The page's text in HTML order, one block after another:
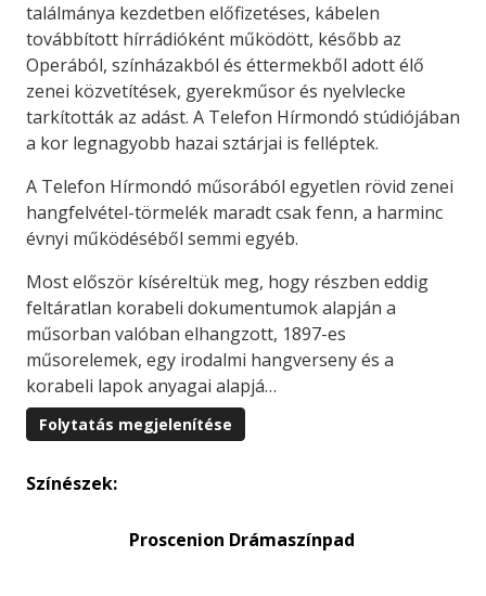
találmánya kezdetben előfizetéses, kábelen
továbbított hírrádióként működött, később az
Operából, színházakból és éttermekből adott élő
zenei közvetítések, gyerekműsor és nyelvlecke
tarkították az adást. A Telefon Hírmondó stúdiójában
a kor legnagyobb hazai sztárjai is felléptek.
A Telefon Hírmondó műsorából egyetlen rövid zenei
hangfelvétel-törmelék maradt csak fenn, a harminc
évnyi működéséből semmi egyéb.
Most először kíséreltük meg, hogy részben eddig
feltáratlan korabeli dokumentumok alapján a
műsorban valóban elhangzott, 1897-es
műsorelemek, egy irodalmi hangverseny és a
korabeli lapok anyagai alapjá…
Folytatás megjelenítése
Színészek:
Proscenion Drámaszínpad